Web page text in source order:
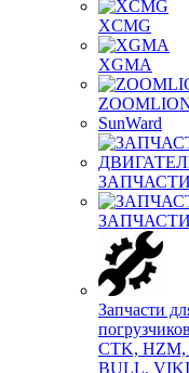
XCMG
XGMA
SunWard
Запчасти
CTK, HZM,
BULL,